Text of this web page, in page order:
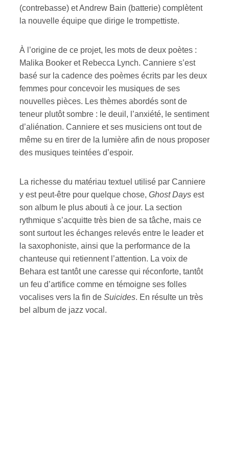
(contrebasse) et Andrew Bain (batterie) complètent
la nouvelle équipe que dirige le trompettiste.
À l’origine de ce projet, les mots de deux poètes :
Malika Booker et Rebecca Lynch. Canniere s’est
basé sur la cadence des poèmes écrits par les deux
femmes pour concevoir les musiques de ses
nouvelles pièces. Les thèmes abordés sont de
teneur plutôt sombre : le deuil, l’anxiété, le sentiment
d’aliénation. Canniere et ses musiciens ont tout de
même su en tirer de la lumière afin de nous proposer
des musiques teintées d’espoir.
La richesse du matériau textuel utilisé par Canniere
y est peut-être pour quelque chose, Ghost Days est
son album le plus abouti à ce jour. La section
rythmique s’acquitte très bien de sa tâche, mais ce
sont surtout les échanges relevés entre le leader et
la saxophoniste, ainsi que la performance de la
chanteuse qui retiennent l’attention. La voix de
Behara est tantôt une caresse qui réconforte, tantôt
un feu d’artifice comme en témoigne ses folles
vocalises vers la fin de Suicides. En résulte un très
bel album de jazz vocal.